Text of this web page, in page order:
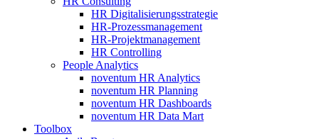
HR Digitalisierungsstrategie
HR-Prozessmanagement
HR-Projektmanagement
HR Controlling
People Analytics
noventum HR Analytics
noventum HR Planning
noventum HR Dashboards
noventum HR Data Mart
Toolbox